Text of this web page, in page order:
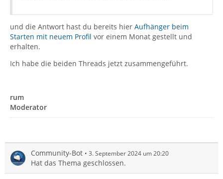
und die Antwort hast du bereits hier Aufhänger beim
Starten mit neuem Profil vor einem Monat gestellt und
erhalten.
Ich habe die beiden Threads jetzt zusammengeführt.
rum
Moderator
Community-Bot 3. September 2024 um 20:20
Hat das Thema geschlossen.